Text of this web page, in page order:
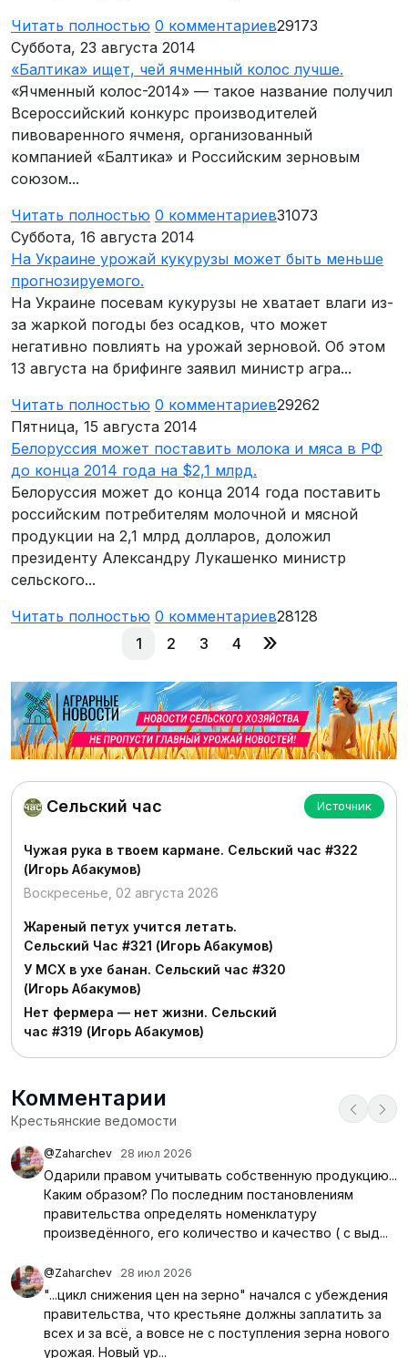
Читать полностью 0 комментариев29173
Суббота, 23 августа 2014
«Балтика» ищет, чей ячменный колос лучше.
«Ячменный колос-2014» — такое название получил
Всероссийский конкурс производителей
пивоваренного ячменя, организованный
компанией «Балтика» и Российским зерновым
союзом...
Читать полностью 0 комментариев31073
Суббота, 16 августа 2014
На Украине урожай кукурузы может быть меньше
прогнозируемого.
На Украине посевам кукурузы не хватает влаги из-
за жаркой погоды без осадков, что может
негативно повлиять на урожай зерновой. Об этом
13 августа на брифинге заявил министр агра...
Читать полностью 0 комментариев29262
Пятница, 15 августа 2014
Белоруссия может поставить молока и мяса в РФ
до конца 2014 года на $2,1 млрд.
Белоруссия может до конца 2014 года поставить
российским потребителям молочной и мясной
продукции на 2,1 млрд долларов, доложил
президенту Александру Лукашенко министр
сельского...
Читать полностью 0 комментариев28128
1
2 3 4 »
Источник
Сельский час
Чужая рука в твоем кармане. Сельский час #322
(Игорь Абакумов)
Воскресенье, 02 августа 2026
Жареный петух учится летать.
Сельский Час #321 (Игорь Абакумов)
У МСХ в ухе банан. Сельский час #320
(Игорь Абакумов)
Нет фермера — нет жизни. Сельский
час #319 (Игорь Абакумов)
Комментарии
Крестьянские ведомости
@Zaharchev 28 июл 2026
Одарили правом учитывать собственную продукцию...
Каким образом? По последним постановлениям
правительства определять номенклатуру
произведённого, его количество и качество ( с выд...
@Zaharchev 28 июл 2026
"...цикл снижения цен на зерно" начался с убеждения
правительства, что крестьяне должны заплатить за
всех и за всё, а вовсе не с поступления зерна нового
урожая. Новый ур...